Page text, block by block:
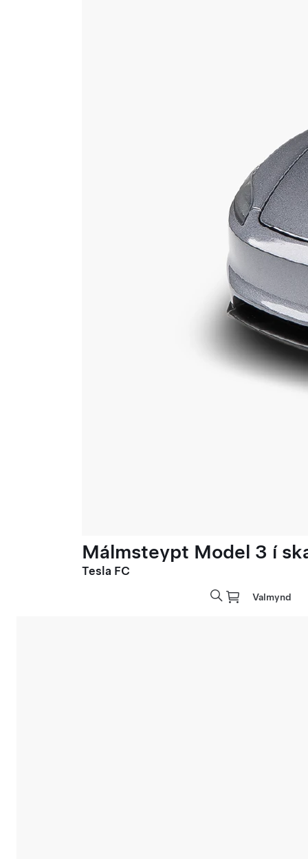
Málmsteypt Model 3 í
Tesla FC
Valmynd